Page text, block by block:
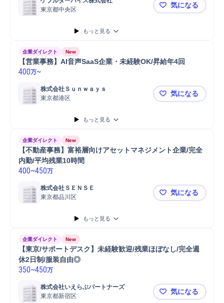
東京都中央区
東京都中央
気になる
もっと見る
企業ダイレクト New
【営業事務】AI音声SaaS企業・未経験OK/昇給年4回
400万~
株式会社Ｓｕｎｗａｙｓ
東京都港区
【営業事務
気になる
もっと見る
企業ダイレクト New
【不動産事務】富裕層向けアセットマネジメント企業/完全
内勤/平均残業10時間
400~450万
株式会社ＳＥＮＳＥ
東京都品川区
【不動産事
気になる
もっと見る
企業ダイレクト New
【東京/サポートデスク】未経験歓迎/残業ほぼなし/完全週
休2日制/服装自由◎
350~450万
株式会社いえらぶパートナーズ
東京都新宿区
【東京/サ
気になる